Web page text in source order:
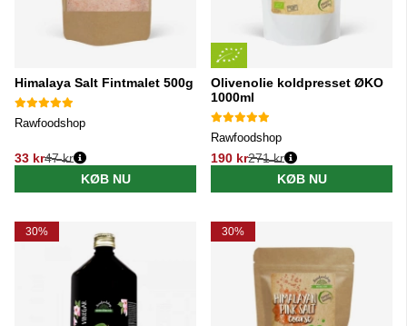
Himalaya Salt Fintmalet 500g
Rawfoodshop
33 kr
Normalpris:
47 kr
KØB NU
Olivenolie koldpresset ØKO
1000ml
Rawfoodshop
190 kr
Normalpris:
271 kr
KØB NU
30% 30%